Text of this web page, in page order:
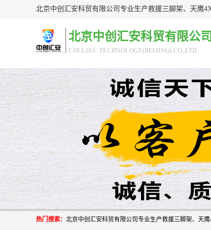
北京中创汇安科贸有限公司
COLLSEC TECHNOLOGY(BEIJING) CO.,LTD
热门搜索：